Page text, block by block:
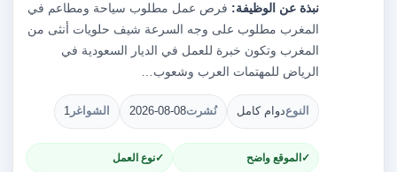
نبذة عن الوظيفة: فرص عمل مطلوب سياحة ومطاعم في
المغرب مطلوب على وجه السرعة شيف حلويات أنثى من
المغرب وتكون خبرة للعمل في الديار السعودية في
الرياض للمهتمات العرب وشعوب…
النوعدوام كامل نُشرت2026-08-08 الشواغر 1
الموقع واضح نوع العمل